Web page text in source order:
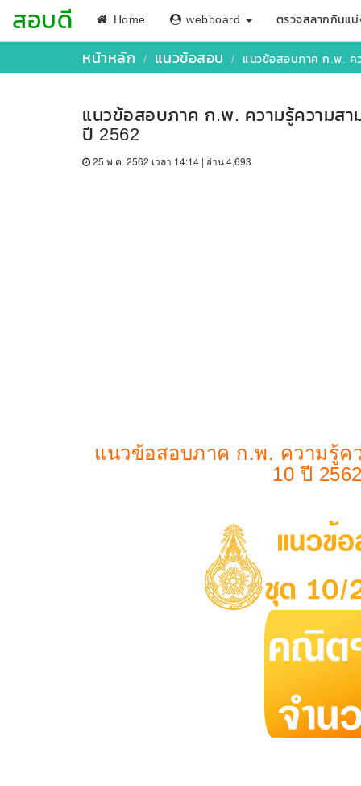
สอบดี Home webboard ตรวจสลากกินแ
หน้าหลัก แนวข้อสอบ แนวข้อสอบภาค ก.พ. ค
แนวข้อสอบภาค ก.พ. ความรู้ความส
ปี 2562
25 พ.ค. 2562 เวลา 14:14 | อ่าน 4,693
แนวข้อสอบภาค ก.พ. ความรู้ค
10 ปี